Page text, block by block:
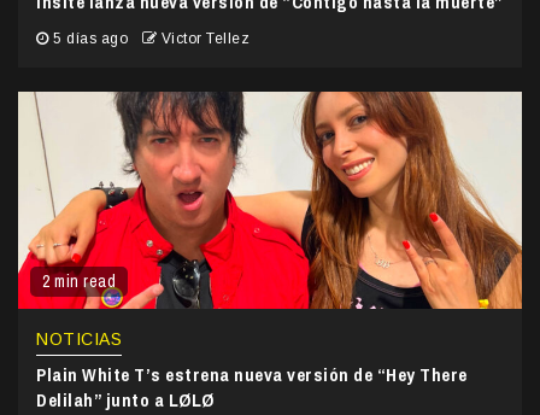
5 días ago Victor Tellez
2 min read
NOTICIAS
Plain White T’s estrena nueva versión de “Hey There
Delilah” junto a LØLØ